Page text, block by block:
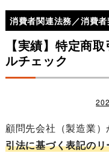
消費者関連法務／消費
【実績】特定商
ルチェック
稿
日:
顧問先会社（製造業）
引法に基づく表記のリ
投
稿
ナ
ビ
ゲ
ョ
ン